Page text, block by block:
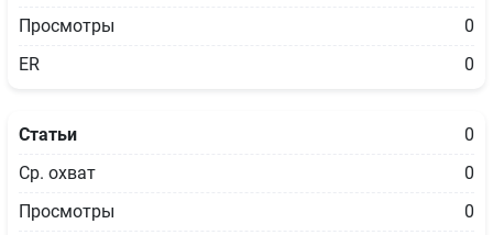
Просмотры
0
ER
0
Статьи
0
Ср. охват
0
Просмотры
0